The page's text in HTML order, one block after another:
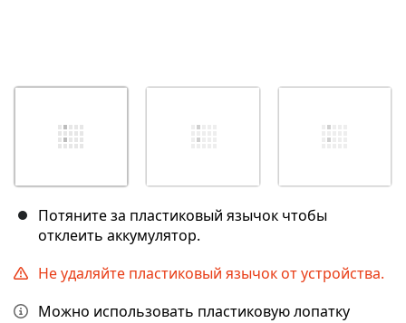
Потяните за пластиковый язычок чтобы
отклеить аккумулятор.
Не удаляйте пластиковый язычок от устройства.
Можно использовать пластиковую лопатку